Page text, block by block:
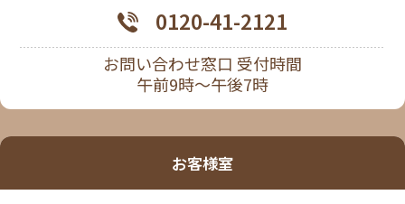
0120-41-2121
お問い合わせ窓口 受付時間
午前9時～午後7時
お客様室